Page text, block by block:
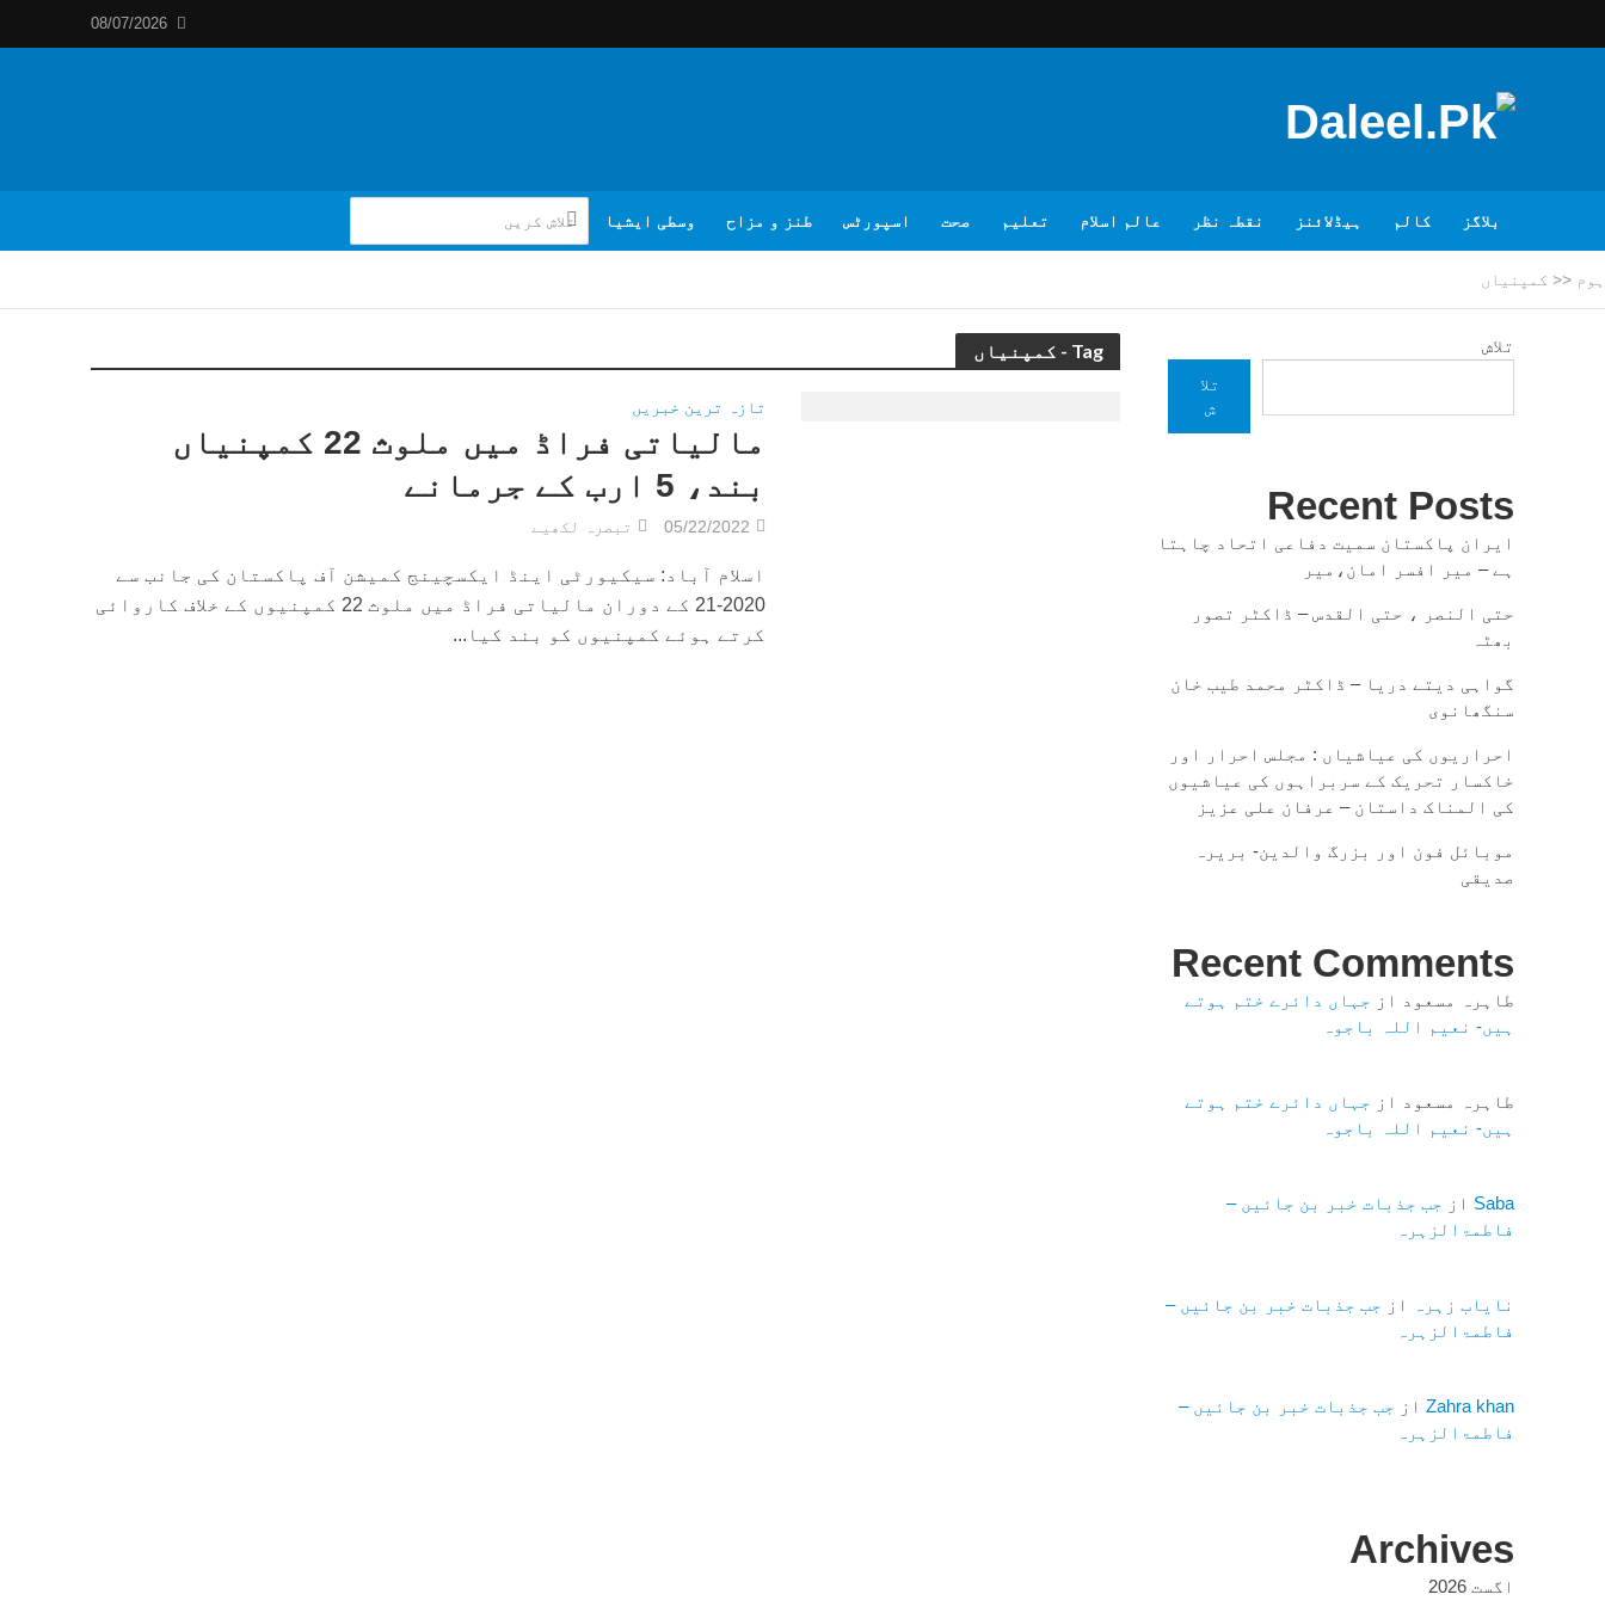
08/07/2026
بلاگز کالم ہیڈلائنز نقطہ نظر عالم اسلام تعلیم صحت اسپورٹس طنز و مزاح وسطی ایشیا
ہوم << کمپنیاں
Tag - کمپنیاں
تازہ ترین خبریں
مالیاتی فراڈ میں ملوث 22 کمپنیاں
بند، 5 ارب کے جرمانے
05/22/2022 تبصرہ لکھیے
اسلام آباد: سیکیورٹی اینڈ ایکسچینج کمیشن آف پاکستان کی جانب سے
2020-21 کے دوران مالیاتی فراڈ میں ملوث 22 کمپنیوں کے خلاف کاروائی
کرتے ہوئے کمپنیوں کو بند کیا...
تلاش
تلا
ش
Recent Posts
ایران پاکستان سمیت دفاعی اتحاد چاہتا
ہے – میر افسر امان،میر
حتی النصر ، حتی القدس – ڈاکٹر تصور
بھٹہ
گواہی دیتے دریا – ڈاکٹر محمد طیب خان
سنگھانوی
احراریوں کی عیاشیاں : مجلس احرار اور
خاکسار تحریک کے سربراہوں کی عیاشیوں
کی المناک داستان – عرفان علی عزیز
موبائل فون اور بزرگ والدین- بریرہ
صدیقی
Recent Comments
طاہرہ مسعود از جہاں دائرے ختم ہوتے
ہیں- نعیم اللہ باجوہ
طاہرہ مسعود از جہاں دائرے ختم ہوتے
ہیں- نعیم اللہ باجوہ
Saba از جب جذبات خبر بن جائیں –
فاطمۃالزہرہ
نایاب زہرہ از جب جذبات خبر بن جائیں –
فاطمۃالزہرہ
Zahra khanاز جب جذبات خبر بن جائیں –
فاطمۃالزہرہ
Archives
اگست 2026